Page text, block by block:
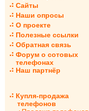
Сайты
Наши опросы
О проекте
Полезные ссылки
Обратная связь
Форум о сотовых
телефонах
Наш партнёр
Купля-продажа
телефонов